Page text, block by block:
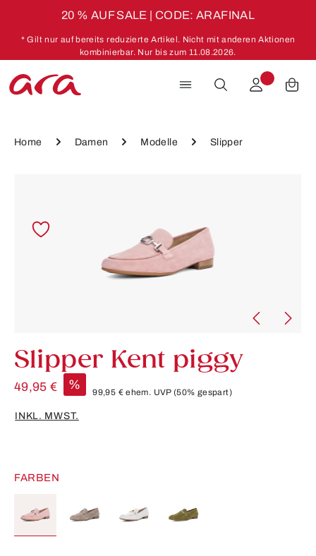
20 % AUF SALE | CODE: ARAFINAL
* Gilt nur auf bereits reduzierte Artikel. Nicht mit anderen Aktionen
kombinierbar. Nur bis zum 11.08.2026.
Home Damen Modelle Slipper
Slipper Kent piggy
49,95 € %
99,95 €ehem. UVP(50% gespart)
INKL. MWST.
FARBEN